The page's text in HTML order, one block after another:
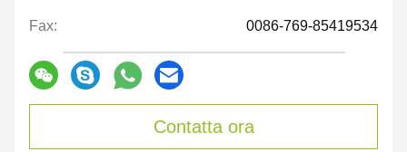
Fax: 0086-769-85419534
Contatta ora